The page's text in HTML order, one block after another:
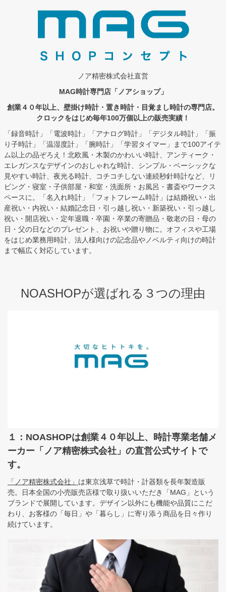
ノア精密株式会社直営
MAG時計専門店「ノアショップ」
創業４０年以上、壁掛け時計・置き時計・目覚まし時計の専門店。
クロックをはじめ毎年100万個以上の販売実績！
「録音時計」「電波時計」「アナログ時計」「デジタル時計」「振
り子時計」「温湿度計」「腕時計」「学習タイマー」まで100アイテ
ム以上の品ぞろえ！北欧風・木製のかわいい時計、アンティーク・
エレガンスなデザインのおしゃれな時計、シンプル・ベーシックな
見やすい時計、夜光る時計、コチコチしない連続秒針時計など、リ
ビング・寝室・子供部屋・和室・洗面所・お風呂・書斎やワークス
ペースに。「名入れ時計」「フォトフレーム時計」は結婚祝い・出
産祝い・内祝い・結婚記念日・引っ越し祝い・新築祝い・引っ越し
祝い・開店祝い・定年退職・卒園・卒業の寄贈品・敬老の日・母の
日・父の日などのプレゼント、お祝いや贈り物に。オフィスや工場
をはじめ業務用時計、法人様向けの記念品やノベルティ向けの時計
まで幅広く対応しています。
NOASHOPが選ばれる３つの理由
１：NOASHOPは創業４０年以上、時計専業老舗メ
ーカー「ノア精密株式会社」の直営公式サイトで
す。
「ノア精密株式会社」 は東京浅草で時計・計器類を長年製造販
売。日本全国の小売販売店様で取り扱いいただき「MAG」という
ブランドで展開しています。デザイン以外にも機能や品質にこだ
わり、お客様の「毎日」や「暮らし」に寄り添う商品を日々作り
続けています。